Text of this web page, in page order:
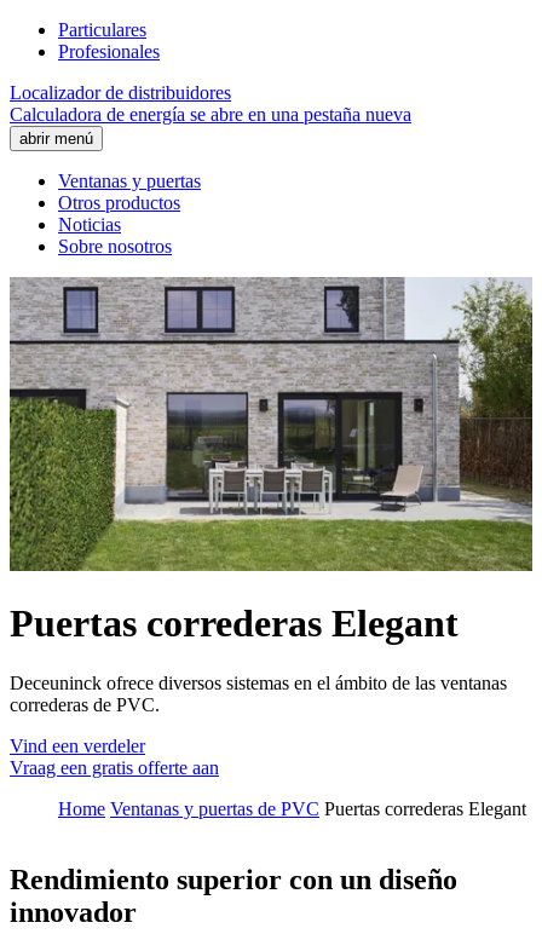
Particulares
Profesionales
Localizador de distribuidores
Calculadora de energía se abre en una pestaña nueva
abrir menú
Ventanas y puertas
Otros productos
Noticias
Sobre nosotros
Puertas correderas Elegant
Deceuninck ofrece diversos sistemas en el ámbito de las ventanas
correderas de PVC.
Vind een verdeler
Vraag een gratis offerte aan
Home Ventanas y puertas de PVC Puertas correderas Elegant
Rendimiento superior con un diseño
innovador